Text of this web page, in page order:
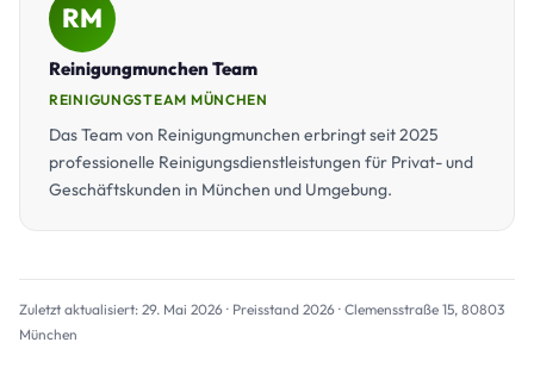
RM
Reinigungmunchen Team
REINIGUNGSTEAM MÜNCHEN
Das Team von Reinigungmunchen erbringt seit 2025
professionelle Reinigungsdienstleistungen für Privat- und
Geschäftskunden in München und Umgebung.
Zuletzt aktualisiert: 29. Mai 2026 · Preisstand 2026 · Clemensstraße 15, 80803
München